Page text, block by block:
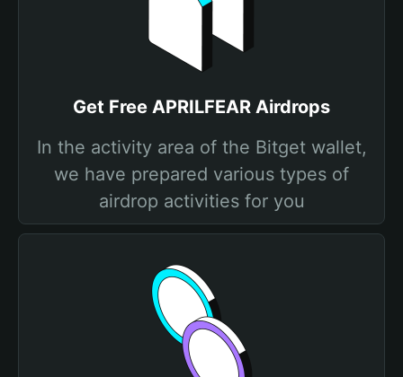
Get Free APRILFEAR Airdrops
In the activity area of the Bitget wallet,
we have prepared various types of
airdrop activities for you